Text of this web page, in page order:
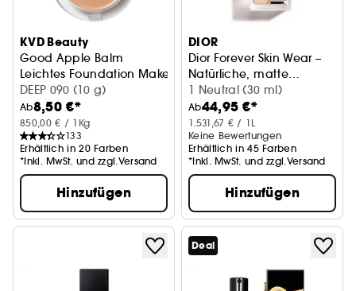
KVD Beauty
Good Apple Balm
Leichtes Foundation Make-Up für normale bis trockene
DEEP 090 (10 g)
Ab8,50 €*
850,00 € / 1Kg
133
Erhältlich in 20 Farben
*Inkl. MwSt. und zzgl.Versand
Hinzufügen
DIOR
Dior Forever Skin Wear –
Natürliche, matte
Foundation mit 24h
starkem Halt
1 Neutral (30 ml)
Ab44,95 €*
1.531,67 € / 1L
Keine Bewertungen
Erhältlich in 45 Farben
*Inkl. MwSt. und zzgl.Versand
Hinzufügen
Deal